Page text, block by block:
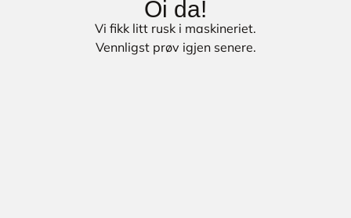
Oi da!
Vi fikk litt rusk i maskineriet.
Vennligst prøv igjen senere.